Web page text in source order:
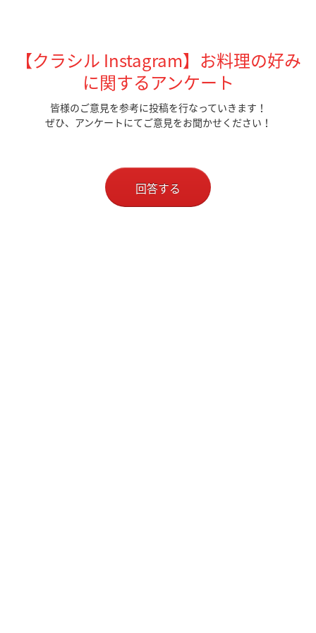
【クラシル Instagram】お料理の好み
に関するアンケート
皆様のご意見を参考に投稿を行なっていきます！
ぜひ、アンケートにてご意見をお聞かせください！
回答する